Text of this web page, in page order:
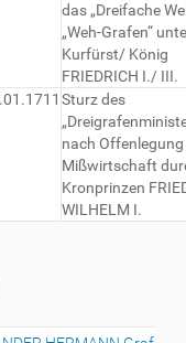
das „Dreifache
„Weh-Grafen“
Kurfürst/ König
FRIEDRICH I./ III.
Sturz des
nach Offenlegung
Mißwirtschaft
Kronprinzen
WILHELM I.